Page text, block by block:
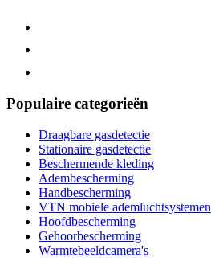
Populaire categorieën
Draagbare gasdetectie
Stationaire gasdetectie
Beschermende kleding
Adembescherming
Handbescherming
VTN mobiele ademluchtsystemen
Hoofdbescherming
Gehoorbescherming
Warmtebeeldcamera's